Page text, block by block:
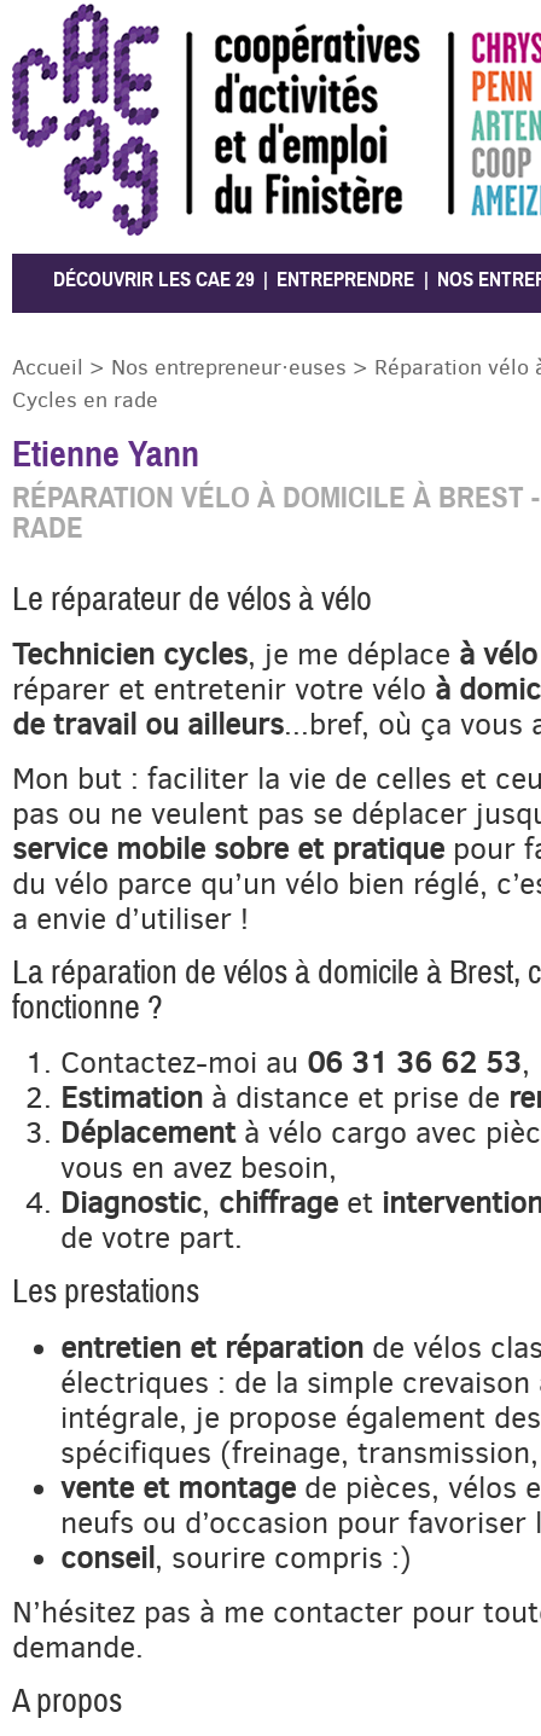
CAE 29
DÉCOUVRIR LES CAE 29 ENTREPRENDRE NOS
Accueil > Nos entrepreneur·euses > Réparation vélo
Cycles en rade
Etienne Yann
RÉPARATION VÉLO À DOMICILE À BREST
RADE
Le réparateur de vélos à vélo
Technicien cycles, je me déplace à vélo
réparer et entretenir votre vélo à
de travail ou ailleurs...bref, où ça vous
Mon but : faciliter la vie de celles et
pas ou ne veulent pas se déplacer
service mobile sobre et pratique pour
du vélo parce qu’un vélo bien réglé,
a envie d’utiliser !
La réparation de vélos à domicile à Brest,
fonctionne ?
Contactez-moi au 06 31 36 62 53,
Estimation à distance et prise de
Déplacementà vélo cargo avec
vous en avez besoin,
Diagnostic, chiffrage et
de votre part.
Les prestations
entretien et réparation de vélos
électriques : de la simple crevaison
intégrale, je propose également
spécifiques (freinage,
vente et montage de pièces, vélos
neufs ou d’occasion pour favoriser
conseil , sourire compris :)
N’hésitez pas à me contacter pour
demande.
A propos